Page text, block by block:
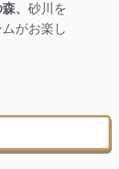
森、砂川を
がお楽し